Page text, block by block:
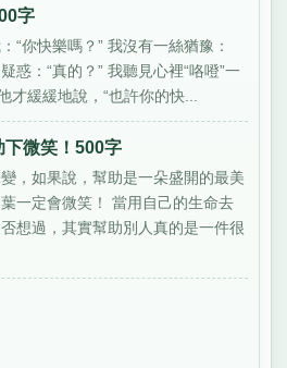
字
“你快樂嗎？” 我沒有一絲猶豫：
惑：“真的？” 我聽見心裡“咯噔”一
才緩緩地說，“也許你的快...
下微笑！500字
，如果說，幫助是一朵盛開的最美
一定會微笑！ 當用自己的生命去
想過，其實幫助別人真的是一件很